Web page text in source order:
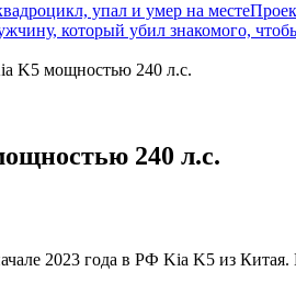
упал и умер на месте
который убил знакомого,
K5 мощностью 240 л.с.
240 л.с.
2023 года в РФ Kia K5 из